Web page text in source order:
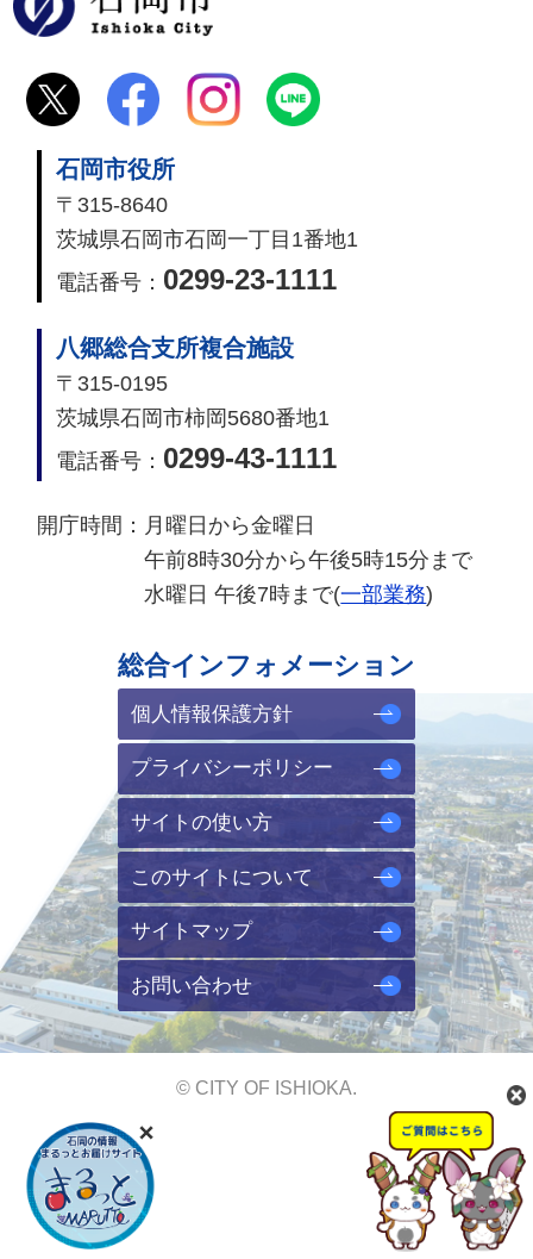
石岡市役所
〒315-8640
茨城県石岡市石岡一丁目1番地1
電話番号： 0299-23-1111
八郷総合支所複合施設
〒315-0195
茨城県石岡市柿岡5680番地1
電話番号： 0299-43-1111
開庁時間： 月曜日から金曜日
午前8時30分から午後5時15分まで
水曜日 午後7時まで(一部業務)
総合インフォメーション
個人情報保護方針
プライバシーポリシー
サイトの使い方
このサイトについて
サイトマップ
お問い合わせ
© CITY OF ISHIOKA.